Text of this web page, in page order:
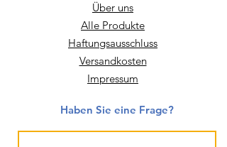
Über uns
Alle Produkte
Haftungsausschluss
Versandkosten
Impressum
Haben Sie eine Frage?